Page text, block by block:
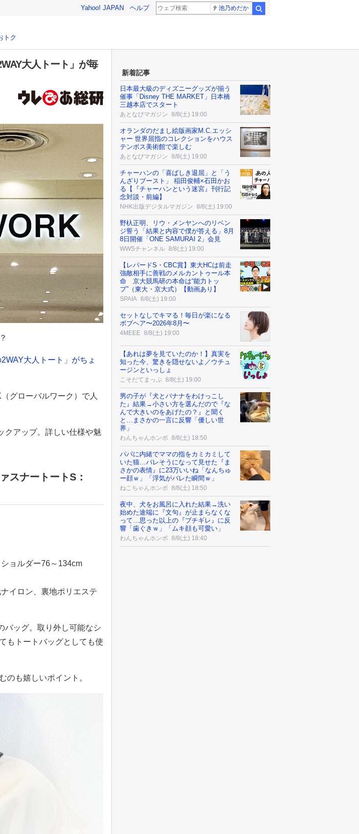
Yahoo! JAPAN ヘルプ 池乃めだか
トク
大人トート」が毎
大人トート」がちょ
グローバルワーク）で人
クアップ。詳しい仕様や魅
スナートートS：
ョルダー76～134cm
イロン、裏地ポリエステ
バッグ。取り外し可能なシ
もトートバッグとしても使
のも嬉しいポイント。
新着記事
日本最大級のディズニーグッズが揃う
催事「Disney THE MARKET」日本橋
三越本店でスタート
あとなびマガジン 8/8(土) 19:00
オランダのだまし絵版画家M.C.エッシ
ャー 世界屈指のコレクションをハウス
テンボス美術館で楽しむ
あとなびマガジン 8/8(土) 19:00
チャーハンの「喜ばしき退屈」と「う
んざりブースト」 稲田俊輔×石田かお
る【『チャーハンという迷宮』刊行記
念対談・前編】
NHK出版デジタルマガジン 8/8(土) 19:00
野杁正明、リウ・メンヤンへのリベン
ジ誓う「結果と内容で僕が答える」8月
8日開催「ONE SAMURAI 2」会見
WWSチャンネル 8/8(土) 19:00
【レパードS・CBC賞】東大HCは前走
強敵相手に善戦のメルカントゥール本
命 京大競馬研の本命は“能力トッ
プ”（東大・京大式）【動画あり】
SPAIA 8/8(土) 19:00
セットなしでキマる！毎日が楽になる
ボブヘア〜2026年8月〜
4MEEE 8/8(土) 19:00
【あれは夢を見ていたのか！】真実を
知った今、驚きを隠せないよ／ウチュ
ージンといっしょ
こそだてまっぷ 8/8(土) 19:00
男の子が『犬とバナナをわけっこし
た』結果→小さい方を選んだので『な
んで大きいのをあげたの？』と聞く
と…まさかの一言に反響「優しい世
界」
わんちゃんホンポ 8/8(土) 18:50
パパに内緒でママの指をカミカミして
いた猫…バレそうになって見せた『ま
さかの表情』に23万いいね「なんちゅ
ー顔ｗ」「浮気がバレた瞬間ｗ」
ねこちゃんホンポ 8/8(土) 18:50
夜中、犬をお風呂に入れた結果→洗い
始めた途端に『文句』が止まらなくな
って…思った以上の『ブチギレ』に反
響「歯ぐきｗ」「ムキ顔も可愛い」
わんちゃんホンポ 8/8(土) 18:40